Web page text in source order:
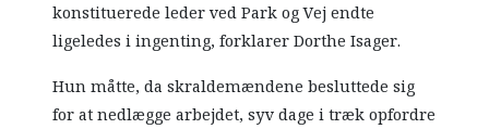
konstituerede leder ved Park og Vej endte
ligeledes i ingenting, forklarer Dorthe Isager.
Hun måtte, da skraldemændene besluttede sig
for at nedlægge arbejdet, syv dage i træk opfordre